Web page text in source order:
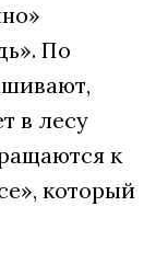
По
в лесу
к
который